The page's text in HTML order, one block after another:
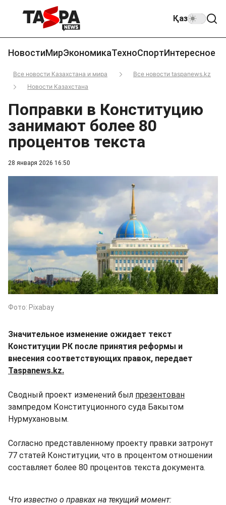
Қаз
НовостиМирЭкономикаТехноСпортИнтересное
Все новости Казахстана и мира
Все новости taspanews.kz
Новости Казахстана
28 января 2026 16:50
Поправки в Конституцию
занимают более 80
процентов текста
Фото: Pixabay
Значительное изменение ожидает текст
Конституции РК после принятия реформы и
внесения соответствующих правок, передает
Taspanews.kz.
Сводный проект изменений был презентован
зампредом Конституционного суда Бакытом
Нурмухановым.
Согласно представленному проекту правки затронут
77 статей Конституции, что в процентом отношении
составляет более 80 процентов текста документа.
Что известно о правках на текущий момент: